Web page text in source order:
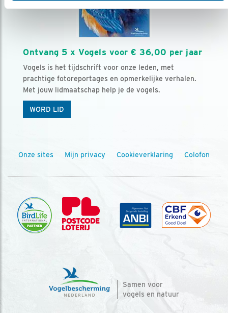
Ontvang 5 x Vogels voor € 36,00 per jaar
Vogels is het tijdschrift voor onze leden, met
prachtige fotoreportages en opmerkelijke verhalen.
Met jouw lidmaatschap help je de vogels.
WORD LID
Onze sites Mijn privacy Cookieverklaring Colofon
Samen voor
vogels en natuur